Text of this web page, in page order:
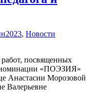
, Новости
посвященных
номинации «ПОЭЗИЯ»
Анастасии Морозовой
Валерьевне